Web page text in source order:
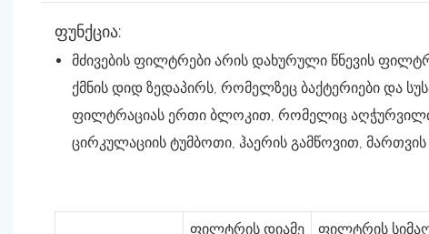
ფუნქცია:
მძივების ფილტრები არის დახურული წნევის
ქმნის დიდ ზედაპირს, რომელზეც ბაქტერიები და
ფილტრაციას ერთი ბლოკით, რომელიც
ცირკულაციის ტუმბოთი, ჰაერის გამწოვით,
ფილტრის დიამე
ფილტრის